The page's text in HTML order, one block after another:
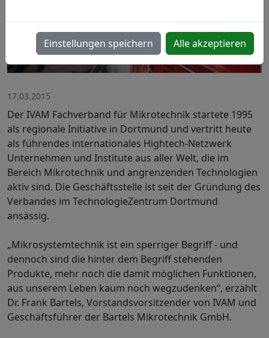
17.03.2015
Der IVAM Fachverband für Mikrotechnik startete 1995
als regionale Initiative in Dortmund und vertritt heute
als führendes internationales Hightech-Netzwerk
Unternehmen und Institute aus aller Welt, die im
Bereich Mikrotechnik und angrenzenden Technologien
aktiv sind. Die Geschäftsstelle ist seit der Gründung des
Verbandes im TechnologieZentrum Dortmund
ansässig.
„Mikrosystemtechnik ist ein sperriger Begriff - und
dennoch sind die hinter dem Begriff stehenden
Produkte, mehr noch die damit möglichen Funktionen,
aus unserem Leben kaum noch wegzudenken“, erzählt
Dr. Frank Bartels, Vorstandsvorsitzender von IVAM und
Geschäftsführer der Bartels Mikrotechnik GmbH.
Einstellungen speichern Alle akzeptieren